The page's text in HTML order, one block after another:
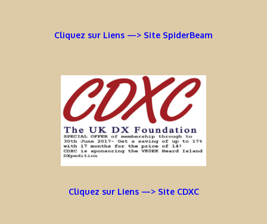
Cliquez sur Liens —> Site SpiderBeam
Cliquez sur Liens —> Site CDXC